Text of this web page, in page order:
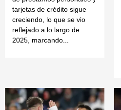
tarjetas de crédito sigue
creciendo, lo que se vio
reflejado a lo largo de
2025, marcando...